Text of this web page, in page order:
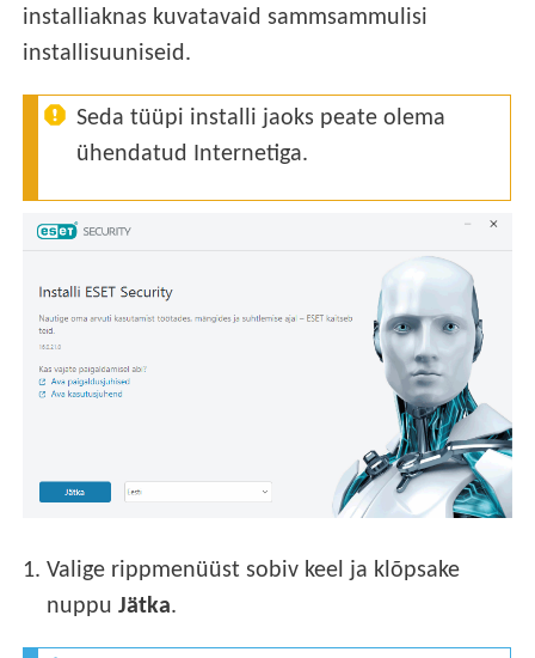
installiaknas kuvatavaid sammsammulisi
installisuuniseid.
Seda tüüpi installi jaoks peate olema
ühendatud Internetiga.
1. Valige rippmenüüst sobiv keel ja klõpsake
nuppuJätka.